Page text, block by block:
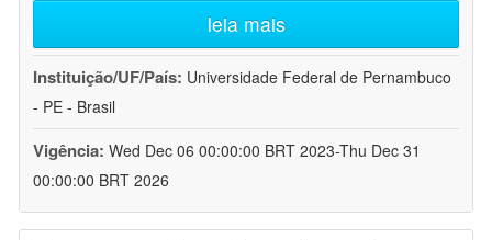
leia mais
Instituição/UF/País: Universidade Federal de Pernambuco
- PE - Brasil
Vigência: Wed Dec 06 00:00:00 BRT 2023-Thu Dec 31
00:00:00 BRT 2026